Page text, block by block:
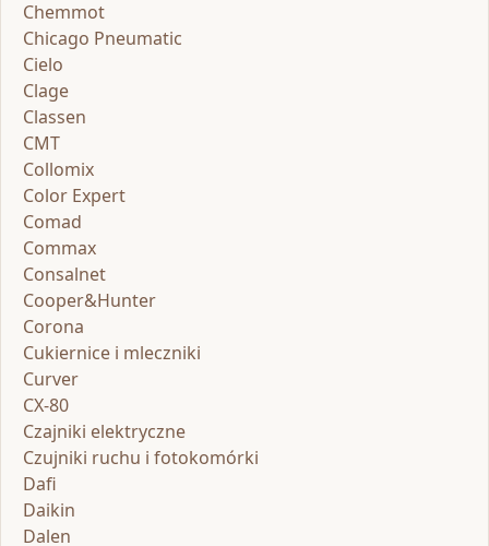
Chemmot
Chicago Pneumatic
Cielo
Clage
Classen
CMT
Collomix
Color Expert
Comad
Commax
Consalnet
Cooper&Hunter
Corona
Cukiernice i mleczniki
Curver
CX-80
Czajniki elektryczne
Czujniki ruchu i fotokomórki
Dafi
Daikin
Dalen